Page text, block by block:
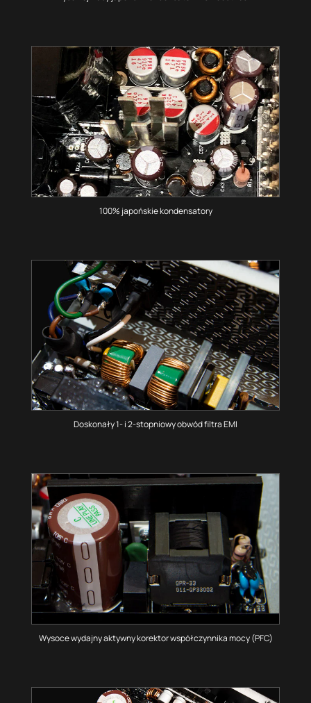
100% japońskie kondensatory
Doskonały 1- i 2-stopniowy obwód filtra EMI
Wysoce wydajny aktywny korektor współczynnika mocy (PFC)